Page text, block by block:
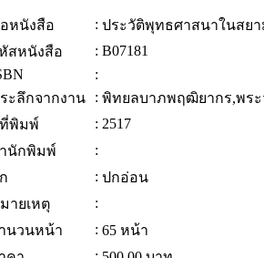
หนังสือ : ประวัติพุทธศาสนาในสย
สหนังสือ
: B07181
:
ะลึกจากงาน
: พิทยลบาภพฤฒิยากร,พระ
พิมพ์
: 2517
นักพิมพ์
:
: ปกอ่อน
ายเหตุ
:
นวนหน้า
: 65 หน้า